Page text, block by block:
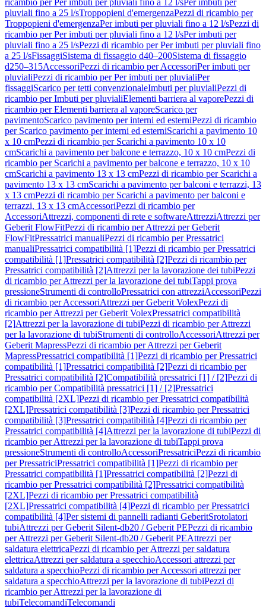
ricambio per Per imbuti per pluviali fino a 12 l/sPer imbuti per
pluviali fino a 25 l/sTroppopieni d'emergenzaPezzi di ricambio per
Troppopieni d'emergenzaPer imbuti per pluviali fino a 12 l/sPezzi di
ricambio per Per imbuti per pluviali fino a 12 l/sPer imbuti per
pluviali fino a 25 l/sPezzi di ricambio per Per imbuti per pluviali fino
a 25 l/sFissaggiSistema di fissaggio d40–200Sistema di fissaggio
d250–315AccessoriPezzi di ricambio per AccessoriPer imbuti per
pluvialiPezzi di ricambio per Per imbuti per pluvialiPer
fissaggiScarico per tetti convenzionaleImbuti per pluvialiPezzi di
ricambio per Imbuti per pluvialiElementi barriera al vaporePezzi di
ricambio per Elementi barriera al vaporeScarico per
pavimentoScarico pavimento per interni ed esterniPezzi di ricambio
per Scarico pavimento per interni ed esterniScarichi a pavimento 10
x 10 cmPezzi di ricambio per Scarichi a pavimento 10 x 10
cmScarichi a pavimento per balcone e terrazzo, 10 x 10 cmPezzi di
ricambio per Scarichi a pavimento per balcone e terrazzo, 10 x 10
cmScarichi a pavimento 13 x 13 cmPezzi di ricambio per Scarichi a
pavimento 13 x 13 cmScarichi a pavimento per balconi e terrazzi, 13
x 13 cmPezzi di ricambio per Scarichi a pavimento per balconi e
terrazzi, 13 x 13 cmAccessoriPezzi di ricambio per
AccessoriAttrezzi, componenti di rete e softwareAttrezziAttrezzi per
Geberit FlowFitPezzi di ricambio per Attrezzi per Geberit
FlowFitPressatrici manualiPezzi di ricambio per Pressatrici
manualiPressatrici compatibilità [1]Pezzi di ricambio per Pressatrici
compatibilità [1]Pressatrici compatibilità [2]Pezzi di ricambio per
Pressatrici compatibilità [2]Attrezzi per la lavorazione dei tubiPezzi
di ricambio per Attrezzi per la lavorazione dei tubiTappi prova
pressioneStrumenti di controlloPressatrici con attrezziAccessoriPezzi
di ricambio per AccessoriAttrezzi per Geberit VolexPezzi di
ricambio per Attrezzi per Geberit VolexPressatrici compatibilità
[2]Attrezzi per la lavorazione di tubiPezzi di ricambio per Attrezzi
per la lavorazione di tubiStrumenti di controlloAccessoriAttrezzi per
Geberit MapressPezzi di ricambio per Attrezzi per Geberit
MapressPressatrici compatibilità [1]Pezzi di ricambio per Pressatrici
compatibilità [1]Pressatrici compatibilità [2]Pezzi di ricambio per
Pressatrici compatibilità [2]Compatibilità pressatrici [1] / [2]Pezzi di
ricambio per Compatibilità pressatrici [1] / [2]Pressatrici
compatibilità [2XL]Pezzi di ricambio per Pressatrici compatibilità
[2XL]Pressatrici compatibilità [3]Pezzi di ricambio per Pressatrici
compatibilità [3]Pressatrici compatibilità [4]Pezzi di ricambio per
Pressatrici compatibilità [4]Attrezzi per la lavorazione di tubiPezzi di
ricambio per Attrezzi per la lavorazione di tubiTappi prova
pressioneStrumenti di controlloAccessoriPressatriciPezzi di ricambio
per PressatriciPressatrici compatibilità [1]Pezzi di ricambio per
Pressatrici compatibilità [1]Pressatrici compatibilità [2]Pezzi di
ricambio per Pressatrici compatibilità [2]Pressatrici compatibilità
[2XL]Pezzi di ricambio per Pressatrici compatibilità
[2XL]Pressatrici compatibilità [4]Pezzi di ricambio per Pressatrici
compatibilità [4]Per sistemi di pannelli radianti GeberitSrotolatori
tubiAttrezzi per Geberit Silent-db20 / Geberit PEPezzi di ricambio
per Attrezzi per Geberit Silent-db20 / Geberit PEAttrezzi per
saldatura elettricaPezzi di ricambio per Attrezzi per saldatura
elettricaAttrezzi per saldatura a specchioAccessori attrezzi per
saldatura a specchioPezzi di ricambio per Accessori attrezzi per
saldatura a specchioAttrezzi per la lavorazione di tubiPezzi di
ricambio per Attrezzi per la lavorazione di
tubiTelecomandiTelecomandi